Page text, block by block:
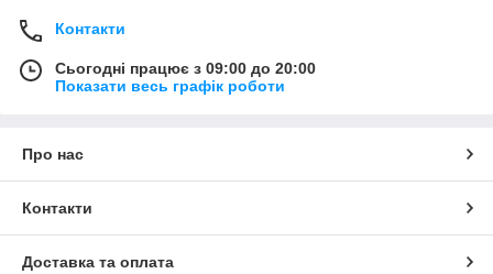
Контакти
Сьогодні працює з 09:00 до 20:00
Показати весь графік роботи
Про нас
Контакти
Доставка та оплата